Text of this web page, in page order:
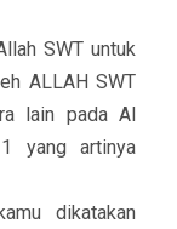
SWT untuk
ALLAH SWT
lain pada Al
yang artinya
dikatakan